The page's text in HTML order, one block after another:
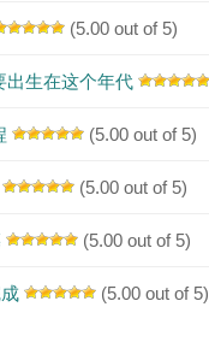
(5.00 out of 5)
出生在这个年代
(5.00 out of 5)
(5.00 out of 5)
(5.00 out of 5)
(5.00 out of 5)